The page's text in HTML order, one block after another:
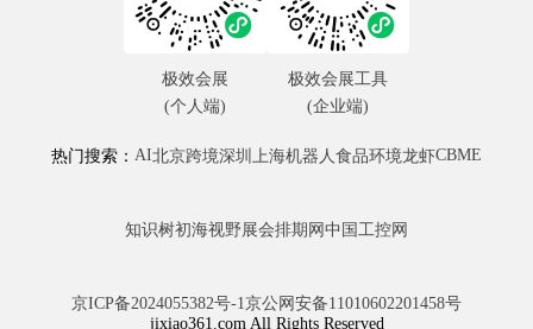
热门搜索： AI北京跨境深圳 上海机器人食品环境龙虾CBME
知识树初海视野展会排期网 中国工控网
京ICP备2024055382号-1京公网安备11010602201458号
jixiao361.com All Rights Reserved
极效会展
(个人端)
极效会展工具
(企业端)